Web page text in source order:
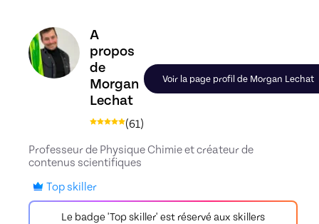
Découvrez le profil de Morgan Lechat, Skiller en
A
propos
de
Morgan
Lechat
(61)
Voir la page profil de Morgan Lechat
Professeur de Physique Chimie et créateur de
contenus scientifiques
Top skiller
Le badge 'Top skiller' est réservé aux skillers